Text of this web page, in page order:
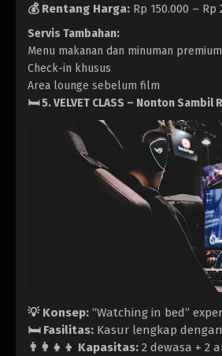
💰 Rentang Harga: Rp 150.000 – Rp
Servis Tambahan:
Menu makanan dan minuman premium
Check-in khusus
Area lounge sebelum film
🛏️5. VELVET CLASS – Nonton Sambil
💡 Konsep: “Watching in bed”
🛏️ Fasilitas: Kasur lengkap
👨‍👩‍👧‍👦 Kapasitas: 2 dewasa + 2